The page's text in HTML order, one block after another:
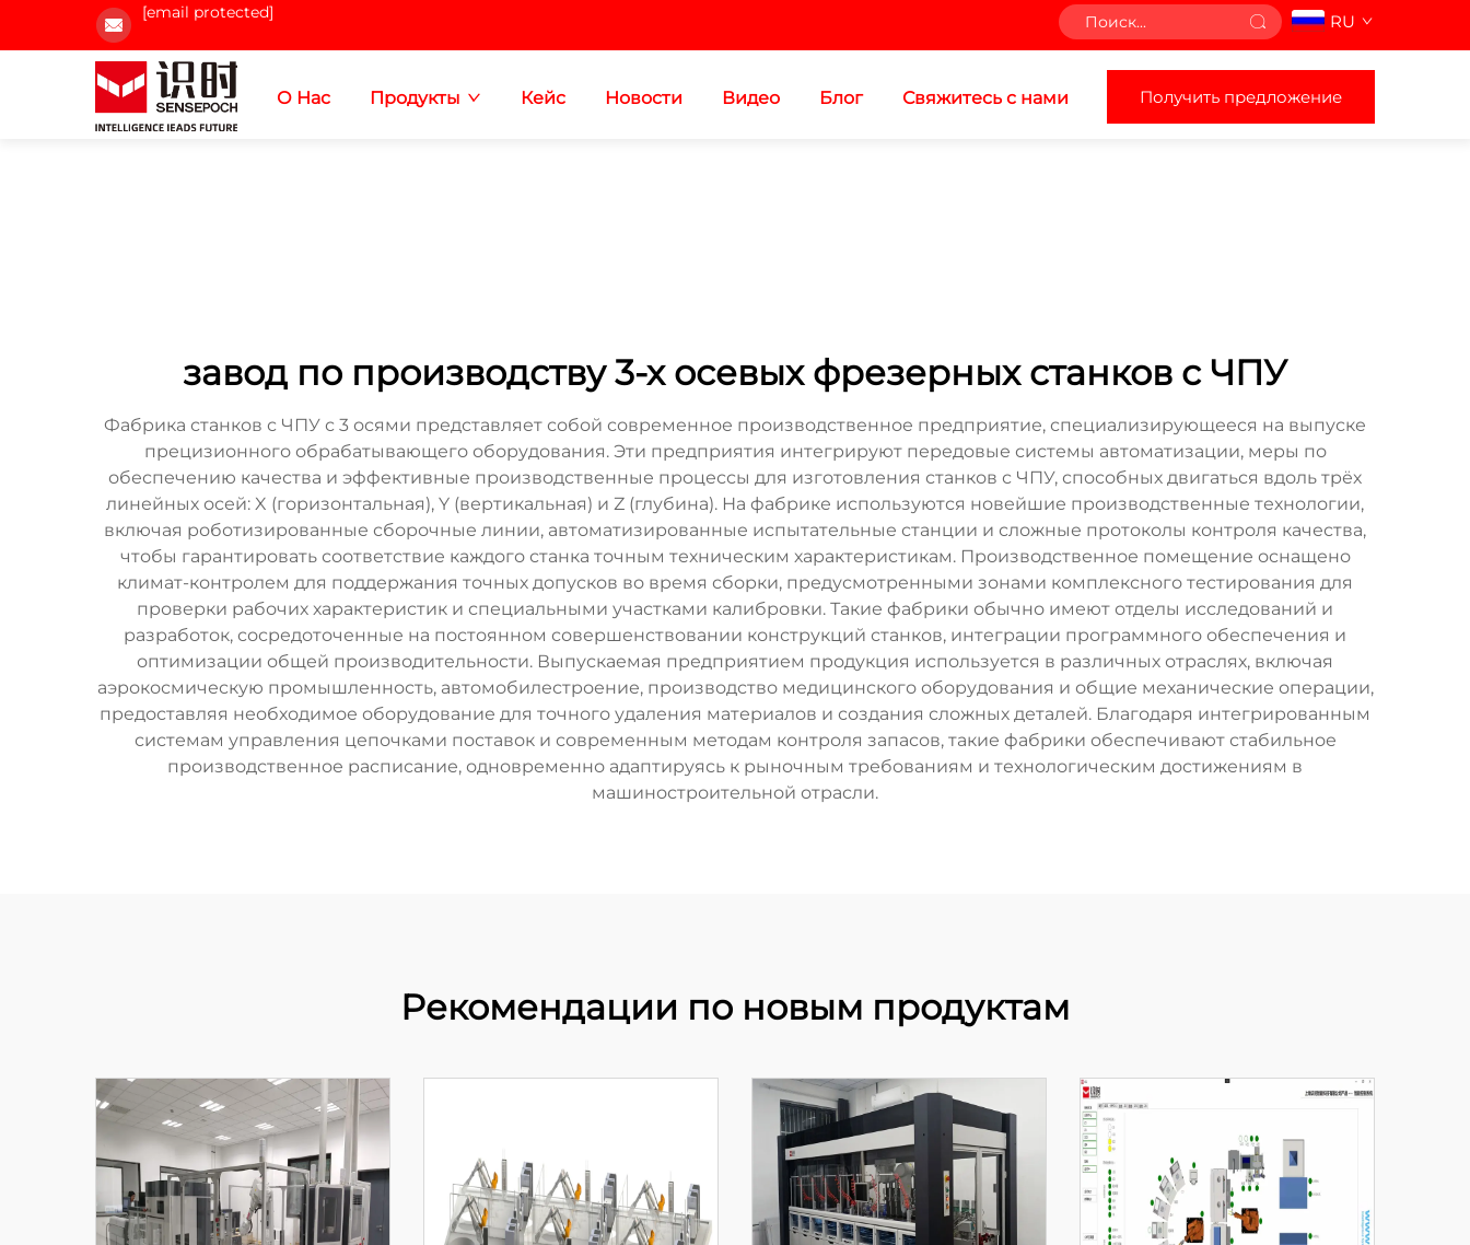
[email protected] RU
О Нас Продукты Кейс Новости Видео Блог Свяжитесь с нами Получить предложение
завод по производству 3-х осевых фрезерных станков с ЧПУ
Фабрика станков с ЧПУ с 3 осями представляет собой современное производственное предприятие, специализирующееся на выпуске
прецизионного обрабатывающего оборудования. Эти предприятия интегрируют передовые системы автоматизации, меры по
обеспечению качества и эффективные производственные процессы для изготовления станков с ЧПУ, способных двигаться вдоль трёх
линейных осей: X (горизонтальная), Y (вертикальная) и Z (глубина). На фабрике используются новейшие производственные технологии,
включая роботизированные сборочные линии, автоматизированные испытательные станции и сложные протоколы контроля качества,
чтобы гарантировать соответствие каждого станка точным техническим характеристикам. Производственное помещение оснащено
климат-контролем для поддержания точных допусков во время сборки, предусмотренными зонами комплексного тестирования для
проверки рабочих характеристик и специальными участками калибровки. Такие фабрики обычно имеют отделы исследований и
разработок, сосредоточенные на постоянном совершенствовании конструкций станков, интеграции программного обеспечения и
оптимизации общей производительности. Выпускаемая предприятием продукция используется в различных отраслях, включая
аэрокосмическую промышленность, автомобилестроение, производство медицинского оборудования и общие механические операции,
предоставляя необходимое оборудование для точного удаления материалов и создания сложных деталей. Благодаря интегрированным
системам управления цепочками поставок и современным методам контроля запасов, такие фабрики обеспечивают стабильное
производственное расписание, одновременно адаптируясь к рыночным требованиям и технологическим достижениям в
машиностроительной отрасли.
Рекомендации по новым продуктам